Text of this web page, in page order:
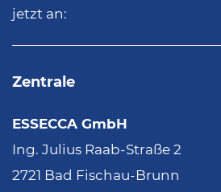
jetzt an:
Zentrale
ESSECCA GmbH
Ing. Julius Raab-Straße 2
2721 Bad Fischau-Brunn